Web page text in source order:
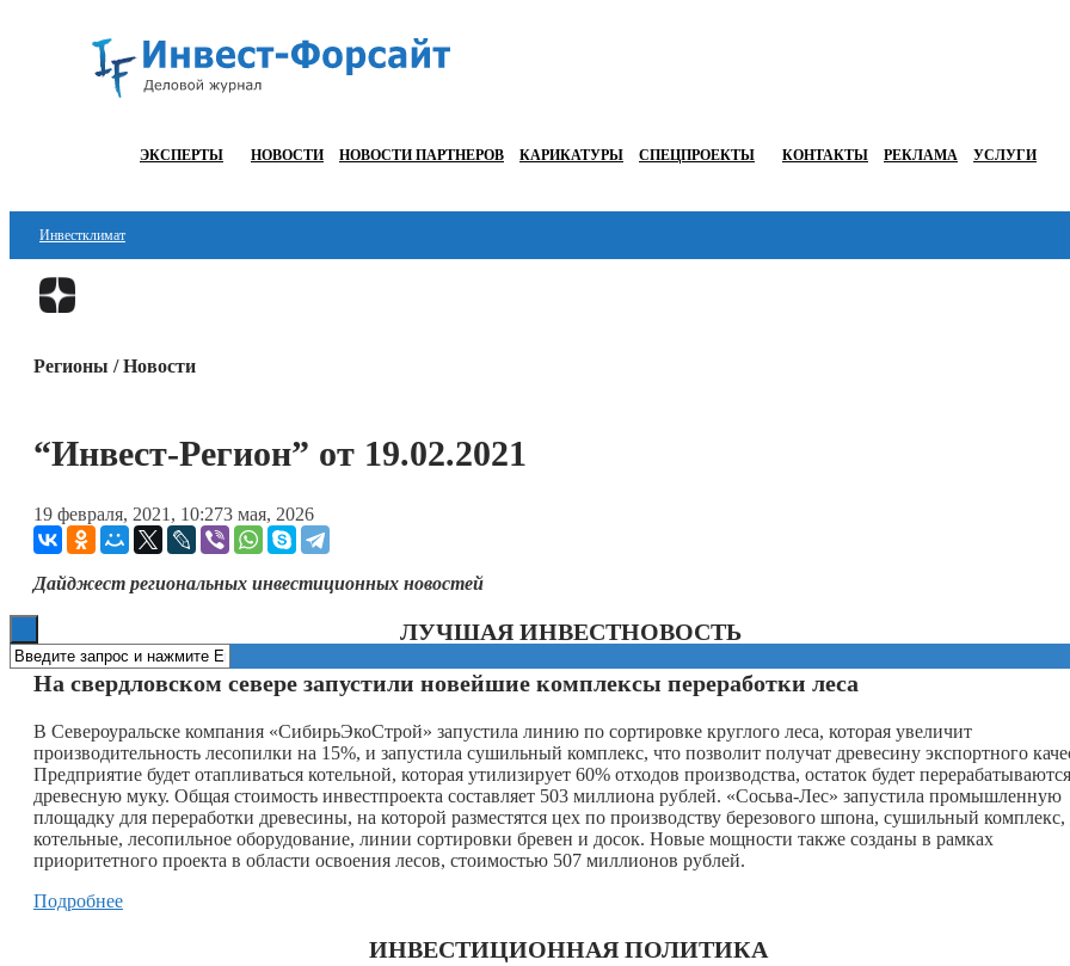
ЭКСПЕРТЫ НОВОСТИ НОВОСТИ ПАРТНЕРОВ КАРИКАТУРЫ СПЕЦПРОЕКТЫ КОНТАКТЫ РЕКЛАМА УСЛУГИ
Инвестклимат
Финансы
ESG
Регионы / Новости
“Инвест-Регион” от 19.02.2021
19 февраля, 2021, 10:273 мая, 2026
Дайджест региональных инвестиционных новостей
ЛУЧШАЯ ИНВЕСТНОВОСТЬ
На свердловском севере запустили новейшие комплексы переработки леса
В Североуральске компания «СибирьЭкоСтрой» запустила линию по сортировке круглого леса, которая увеличит
производительность лесопилки на 15%, и запустила сушильный комплекс, что позволит получат древесину экспортного
Предприятие будет отапливаться котельной, которая утилизирует 60% отходов производства, остаток будет
древесную муку. Общая стоимость инвестпроекта составляет 503 миллиона рублей. «Сосьва-Лес» запустила промышленную
площадку для переработки древесины, на которой разместятся цех по производству березового шпона, сушильный комплекс,
котельные, лесопильное оборудование, линии сортировки бревен и досок. Новые мощности также созданы в рамках
приоритетного проекта в области освоения лесов, стоимостью 507 миллионов рублей.
Подробнее
ИНВЕСТИЦИОННАЯ ПОЛИТИКА